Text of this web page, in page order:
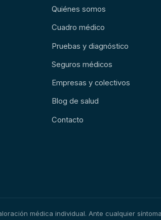
Quiénes somos
Cuadro médico
Pruebas y diagnóstico
Seguros médicos
Empresas y colectivos
Blog de salud
Contacto
médica individual. Ante cualquier